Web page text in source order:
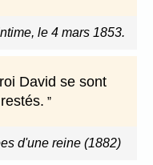
le 4 mars 1853.
David se sont
d'une reine (1882)